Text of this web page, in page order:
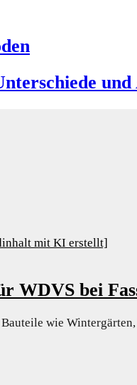
WDVS bei
wie